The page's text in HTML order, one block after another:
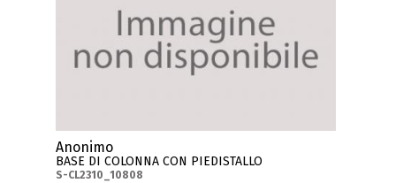
Anonimo
BASE DI COLONNA CON PIEDISTALLO
S-CL2310_10808